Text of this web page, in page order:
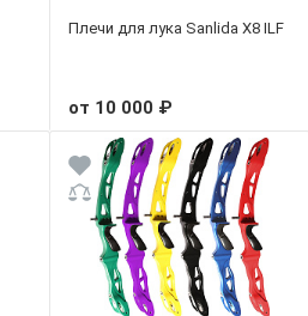
Плечи для лука Sanlida X8 ILF
от 10 000 ₽